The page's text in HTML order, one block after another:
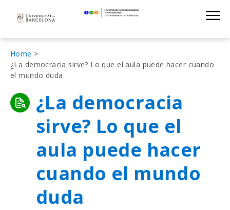
navigation
Institut de
Fil
d'Ariadna
Home
¿La democracia sirve? Lo que el aula puede hacer cuando
el mundo duda
¿La democracia
sirve? Lo que el
aula puede hacer
cuando el mundo
duda